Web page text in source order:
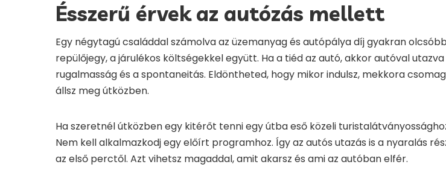
Ésszerű érvek az autózás mellett
Egy négytagú családdal számolva az üzemanyag és autópálya díj gyakran
repülőjegy, a járulékos költségekkel együtt. Ha a tiéd az autó, akkor autóval
rugalmasság és a spontaneitás. Eldöntheted, hogy mikor indulsz, mekkora
állsz meg útközben.
Ha szeretnél útközben egy kitérőt tenni egy útba eső közeli
Nem kell alkalmazkodj egy előírt programhoz. Így az autós utazás is a nyaralás
az első perctől. Azt vihetsz magaddal, amit akarsz és ami az autóban elfér.